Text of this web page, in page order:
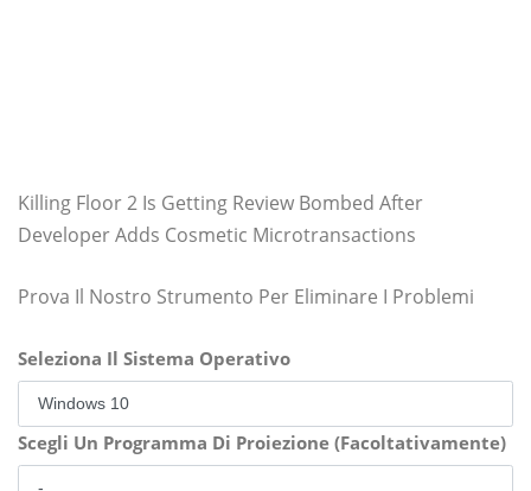
Killing Floor 2 Is Getting Review Bombed After
Developer Adds Cosmetic Microtransactions
Prova Il Nostro Strumento Per Eliminare I Problemi
Seleziona Il Sistema Operativo
Scegli Un Programma Di Proiezione (Facoltativamente)